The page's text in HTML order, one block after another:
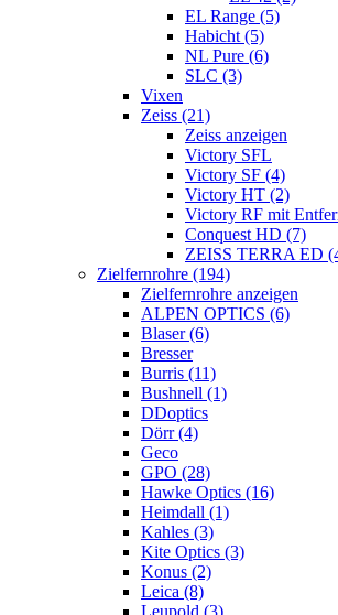
EL Range (5)
Habicht (5)
NL Pure (6)
SLC (3)
Vixen
Zeiss (21)
Zeiss anzeigen
Victory SFL
Victory SF (4)
Victory HT (2)
Victory RF mit
Conquest HD (7)
ZEISS TERRA ED
Zielfernrohre (194)
Zielfernrohre anzeigen
ALPEN OPTICS (6)
Blaser (6)
Bresser
Burris (11)
Bushnell (1)
DDoptics
Dörr (4)
Geco
GPO (28)
Hawke Optics (16)
Heimdall (1)
Kahles (3)
Kite Optics (3)
Konus (2)
Leica (8)
Leupold (3)